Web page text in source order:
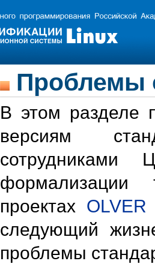
Проблемы
В этом разделе
версиям
формализации
проектах OLVER
следующий
проблемы